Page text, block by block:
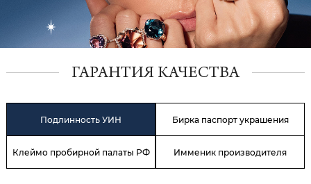
ГАРАНТИЯ КАЧЕСТВА
Подлинность УИН Бирка паспорт украшения
Клеймо пробирной палаты РФ Имменик производителя